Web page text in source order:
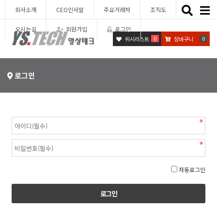
회사소개 CEO인사말 주요거래처 조직도
오시는길 회원가입 로그인
Toggle
위시리스트 0 장바구니 0
로그인
자동로그인